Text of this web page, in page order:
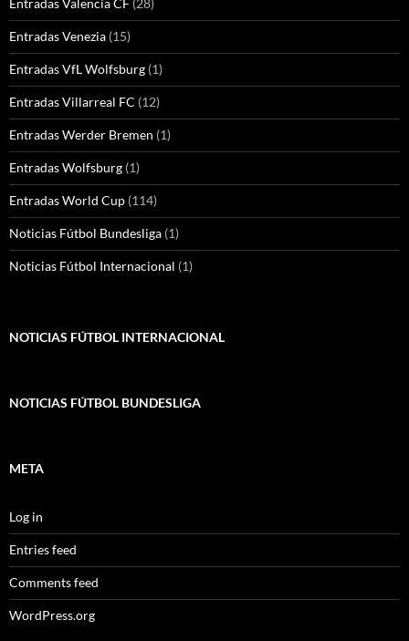
Entradas Valencia CF (28)
Entradas Venezia (15)
Entradas VfL Wolfsburg (1)
Entradas Villarreal FC (12)
Entradas Werder Bremen (1)
Entradas Wolfsburg (1)
Entradas World Cup (114)
Noticias Fútbol Bundesliga (1)
Noticias Fútbol Internacional (1)
NOTICIAS FÚTBOL INTERNACIONAL
NOTICIAS FÚTBOL BUNDESLIGA
META
Log in
Entries feed
Comments feed
WordPress.org